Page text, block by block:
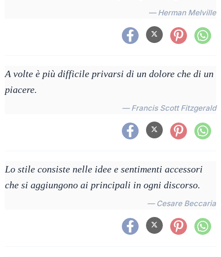
— Herman Melville
A volte è più difficile privarsi di un dolore che di un
piacere.
— Francis Scott Fitzgerald
Lo stile consiste nelle idee e sentimenti accessori
che si aggiungono ai principali in ogni discorso.
— Cesare Beccaria